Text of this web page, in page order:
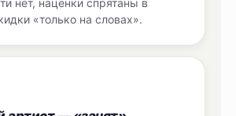
«только на словах».